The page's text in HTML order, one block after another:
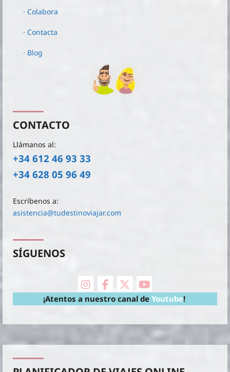
· Colabora
· Contacta
· Blog
CONTACTO
Llámanos al:
+34 612 46 93 33
+34 628 05 96 49
Escríbenos a:
asistencia@tudestinoviajar.com
SÍGUENOS
instagramfacebookX Twitter
¡Atentos a nuestro canal de Youtube!